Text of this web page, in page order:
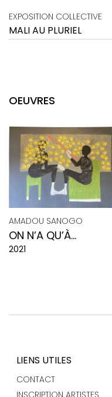
EXPOSITION COLLECTIVE
MALI AU PLURIEL
OEUVRES
AMADOU SANOGO
ON N’A QU’À
S’ARROSER
2021
LIENS UTILES
CONTACT
INSCRIPTION ARTISTES